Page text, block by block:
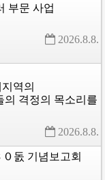
부문 사업
2026.8.8.
역의
의 격정의 목소리를
2026.8.8.
０돐 기념보고회